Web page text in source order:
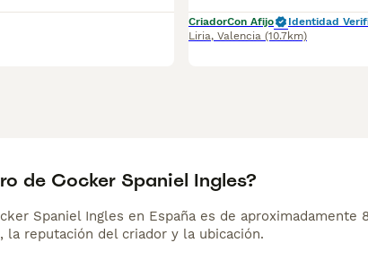
CriadorCon Afijo
Identidad
Liria, Valencia (10.7km)
de Cocker Spaniel Ingles?
Spaniel Ingles en España es de aproximadamente
reputación del criador y la ubicación.